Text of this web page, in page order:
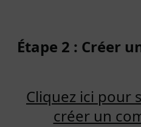
Étape 2 : Créer
Cliquez ici pour
créer un